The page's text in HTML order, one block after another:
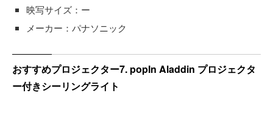
映写サイズ：ー
メーカー：パナソニック
おすすめプロジェクター7. popIn Aladdin プロジェクタ
ー付きシーリングライト